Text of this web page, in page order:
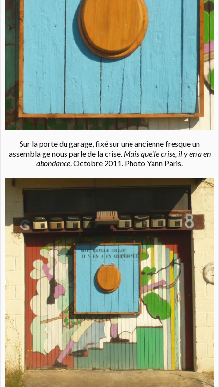
Sur la porte du garage, fixé sur une ancienne fresque un
assembla ge nous parle de la crise. Mais quelle crise, il y en a en
abondance. Octobre 2011. Photo Yann Paris.